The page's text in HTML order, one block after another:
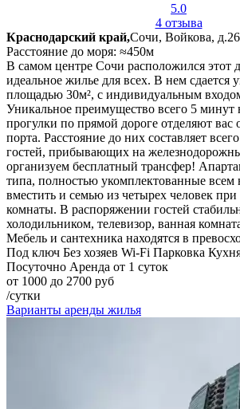
5.0
4 отзыва
Краснодарский край,Сочи, Войкова, д.26
Расстояние до моря: ≈450м
В самом центре Сочи расположился этот
идеальное жилье для всех. В нем сдается
площадью 30м², с индивидуальным
Уникальное преимущество всего 5 минут
прогулки по прямой дороге отделяют вас
порта. Расстояние до них составляет
гостей, прибывающих на
организуем бесплатный трансфер!
типа, полностью укомплектованные
вместить и семью из четырех человек
комнаты. В распоряжении гостей
холодильником, телевизор, ванная
Мебель и сантехника находятся в
Под ключ Без хозяев Wi-Fi Парковка
Посуточно Аренда от 1 суток
от 1000 до 2700 руб
/сутки
Варианты аренды жилья